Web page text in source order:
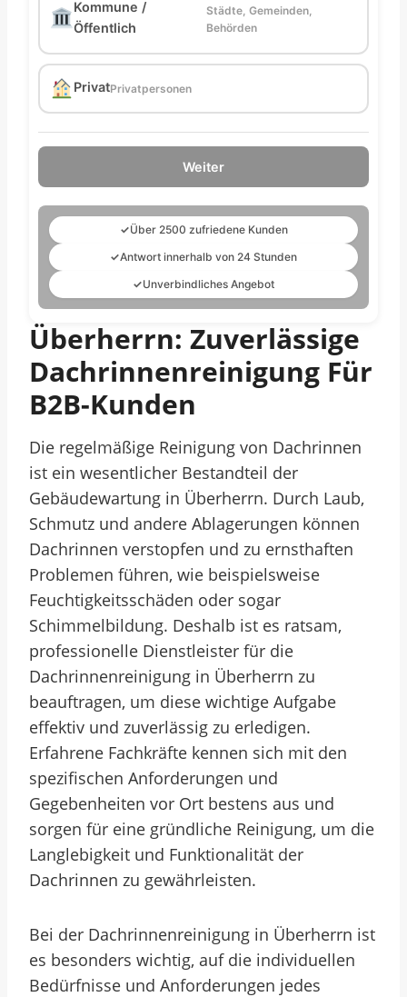
Kommune /
Öffentlich
Städte, Gemeinden,
Behörden
PrivatPrivatpersonen
Weiter
✓Über 2500 zufriedene Kunden
✓Antwort innerhalb von 24 Stunden
✓Unverbindliches Angebot
Überherrn: Zuverlässige
Dachrinnenreinigung Für
B2B-Kunden
Die regelmäßige Reinigung von Dachrinnen
ist ein wesentlicher Bestandteil der
Gebäudewartung in Überherrn. Durch Laub,
Schmutz und andere Ablagerungen können
Dachrinnen verstopfen und zu ernsthaften
Problemen führen, wie beispielsweise
Feuchtigkeitsschäden oder sogar
Schimmelbildung. Deshalb ist es ratsam,
professionelle Dienstleister für die
Dachrinnenreinigung in Überherrn zu
beauftragen, um diese wichtige Aufgabe
effektiv und zuverlässig zu erledigen.
Erfahrene Fachkräfte kennen sich mit den
spezifischen Anforderungen und
Gegebenheiten vor Ort bestens aus und
sorgen für eine gründliche Reinigung, um die
Langlebigkeit und Funktionalität der
Dachrinnen zu gewährleisten.
Bei der Dachrinnenreinigung in Überherrn ist
es besonders wichtig, auf die individuellen
Bedürfnisse und Anforderungen jedes